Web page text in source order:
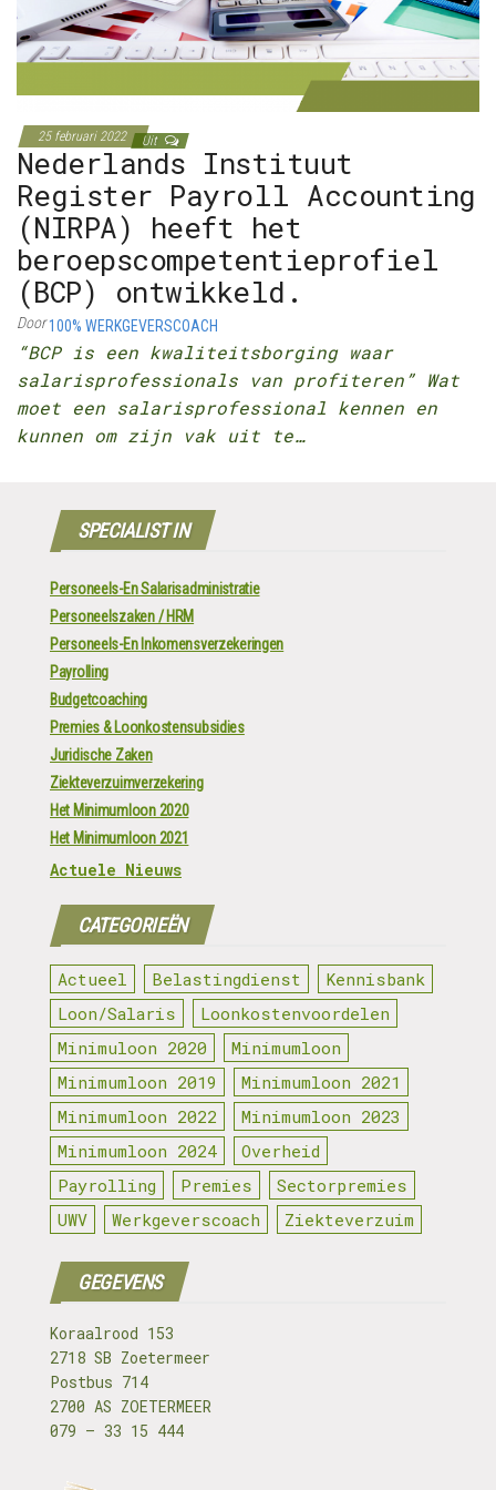
25 februari 2022 Uit
Nederlands Instituut
Register Payroll Accounting
(NIRPA) heeft het
beroepscompetentieprofiel
(BCP) ontwikkeld.
Door100% WERKGEVERSCOACH
“BCP is een kwaliteitsborging waar
salarisprofessionals van profiteren” Wat
moet een salarisprofessional kennen en
kunnen om zijn vak uit te…
SPECIALIST IN
Personeels-En Salarisadministratie
Personeelszaken / HRM
Personeels-En Inkomensverzekeringen
Payrolling
Budgetcoaching
Premies & Loonkostensubsidies
Juridische Zaken
Ziekteverzuimverzekering
Het Minimumloon 2020
Het Minimumloon 2021
Actuele Nieuws
CATEGORIEËN
Actueel Belastingdienst
Kennisbank
Loon/Salaris
Loonkostenvoordelen
Minimuloon 2020
Minimumloon
Minimumloon 2019
Minimumloon 2021
Minimumloon 2022
Minimumloon 2023
Minimumloon 2024
Overheid
Payrolling
Premies
Sectorpremies
UWV
Werkgeverscoach Ziekteverzuim
GEGEVENS
Koraalrood 153
2718 SB Zoetermeer
Postbus 714
2700 AS ZOETERMEER
079 – 33 15 444